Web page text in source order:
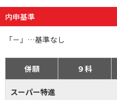
内申基準
「－」…基準なし
併願 ９科
スーパー特進